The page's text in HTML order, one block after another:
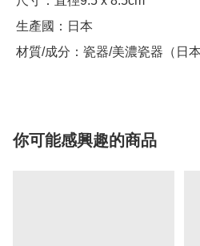
你可能感興趣的商品